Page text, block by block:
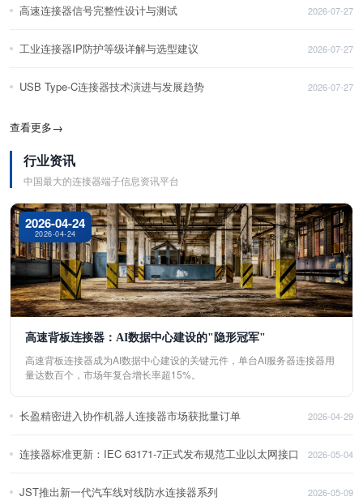
高速连接器信号完整性设计与测试 2026-07-27
工业连接器IP防护等级详解与选型建议 2026-07-27
USB Type-C连接器技术演进与发展趋势 2026-07-27
查看更多→
行业资讯
中国最大的连接器端子信息资讯平台
2026-04-24
2026-04-24
高速背板连接器：AI数据中心建设的"隐形冠军"
高速背板连接器成为AI数据中心建设的关键元件，单台AI服务器连接器用
量达数百个，市场年复合增长率超15%。
长盈精密进入协作机器人连接器市场获批量订单 2026-04-29
连接器标准更新：IEC 63171-7正式发布规范工业以太网接口 2026-05-04
JST推出新一代汽车线对线防水连接器系列 2026-05-09